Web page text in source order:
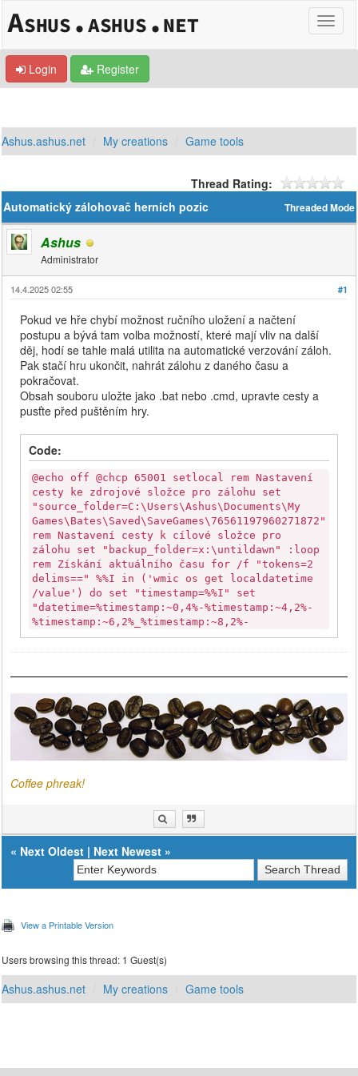
Login Register
Ashus.ashus.net My creations Game tools
Thread Rating:
Threaded Mode
Automatický zálohovač herních pozic
Ashus
Administrator
#1
14.4.2025 02:55
Pokud ve hře chybí možnost ručního uložení a načtení
postupu a bývá tam volba možností, které mají vliv na další
děj, hodí se tahle malá utilita na automatické verzování záloh.
Pak stačí hru ukončit, nahrát zálohu z daného času a
pokračovat.
Obsah souboru uložte jako .bat nebo .cmd, upravte cesty a
pusťte před puštěním hry.
Code:
@echo off @chcp 65001 setlocal rem Nastavení
cesty ke zdrojové složce pro zálohu set
"source_folder=C:\Users\Ashus\Documents\My
Games\Bates\Saved\SaveGames\76561197960271872"
rem Nastavení cesty k cílové složce pro
zálohu set "backup_folder=x:\untildawn" :loop
rem Získání aktuálního času for /f "tokens=2
delims==" %%I in ('wmic os get localdatetime
/value') do set "timestamp=%%I" set
"datetime=%timestamp:~0,4%-%timestamp:~4,2%-
%timestamp:~6,2%_%timestamp:~8,2%-
%timestamp:~10,2%-%timestamp:~12,2%" if
"%datetime_last%"=="" ( set
zda se obsah složky změnil robocopy
"%source_folder%"
"%backup_folder%\%datetime_last%" /E /L /NS
/NC /NFL /NDL /NJH /NJS /XD "%backup_folder%"
>nul if %errorlevel%==1 ( echo Záloha se
provádí... robocopy "%source_folder%"
"datetime_last=%datetime%" echo Záloha
v obsahu složky nebyly zaznamenány. ) rem
Počkej 30s timeout /t 30 /nobreak >nul goto
:loop
Coffee phreak!
« Next Oldest | Next Newest »
View a Printable Version
Users browsing this thread: 1 Guest(s)
Ashus.ashus.net My creations Game tools